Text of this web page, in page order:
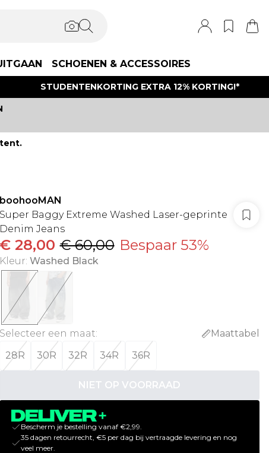
SCHOENEN & ACCESSOIRES
STUDENTENKORTING EXTRA 12% KORTING!*
boohooMAN
Super Baggy Extreme Washed Laser-geprinte
Denim Jeans
€ 28,00 € 60,00 Bespaar 53%
Kleur: Washed Black
Selecteer een maat:
Maattabel
28R
30R 32R 34R 36R
NIET OP VOORRAAD
Bescherm je bestelling vanaf €2,99.
35 dagen retourrecht, €5 per dag bij vertraagde levering en nog
veel meer.